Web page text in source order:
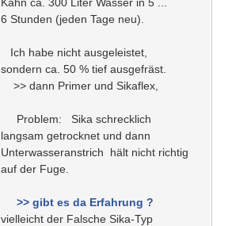
6 Stunden (jeden Tage neu).
Ich habe nicht ausgeleistet,
sondern ca. 50 % tief ausgefräst.
>> dann Primer und Sikaflex,
Problem: Sika schrecklich
langsam getrocknet und dann
Unterwasseranstrich hält nicht richtig
auf der Fuge.
>> gibt es da Erfahrung ?
vielleicht der Falsche Sika-Typ